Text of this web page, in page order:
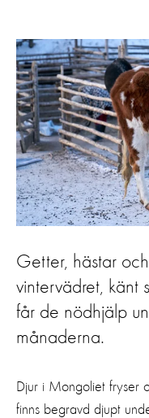
Getter, hästar
vintervädret,
får de nödhjälp
månaderna.
Djur i Mongoliet fryser
finns begravd djupt